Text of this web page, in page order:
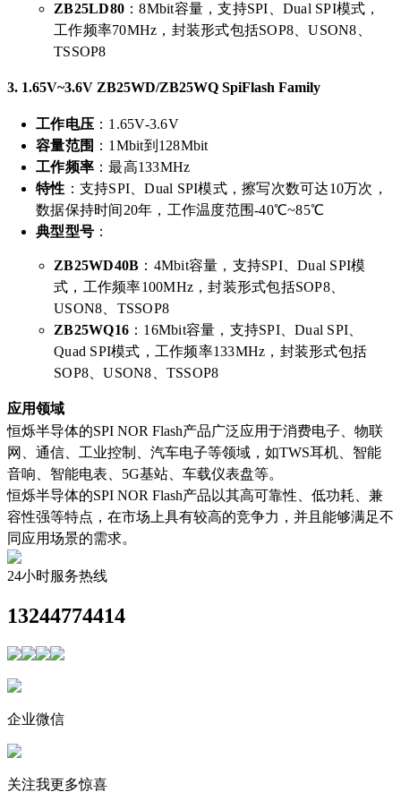
ZB25LD80 ：8Mbit容量，支持SPI、Dual SPI模式，
工作频率70MHz，封装形式包括SOP8、USON8、
TSSOP8
3. 1.65V~3.6V ZB25WD/ZB25WQ SpiFlash Family
工作电压 ：1.65V-3.6V
容量范围 ：1Mbit到128Mbit
工作频率 ：最高133MHz
特性 ：支持SPI、Dual SPI模式，擦写次数可达10万次，
数据保持时间20年，工作温度范围-40℃~85℃
典型型号 ：
ZB25WD40B ：4Mbit容量，支持SPI、Dual SPI模
式，工作频率100MHz，封装形式包括SOP8、
USON8、TSSOP8
ZB25WQ16 ：16Mbit容量，支持SPI、Dual SPI、
Quad SPI模式，工作频率133MHz，封装形式包括
SOP8、USON8、TSSOP8
应用领域
恒烁半导体的SPI NOR Flash产品广泛应用于消费电子、物联
网、通信、工业控制、汽车电子等领域，如TWS耳机、智能
音响、智能电表、5G基站、车载仪表盘等。
恒烁半导体的SPI NOR Flash产品以其高可靠性、低功耗、兼
容性强等特点，在市场上具有较高的竞争力，并且能够满足不
同应用场景的需求。
24小时服务热线
13244774414
企业微信
关注我更多惊喜